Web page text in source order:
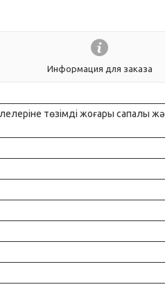
Информация для заказа
төзімді жоғары сапалы